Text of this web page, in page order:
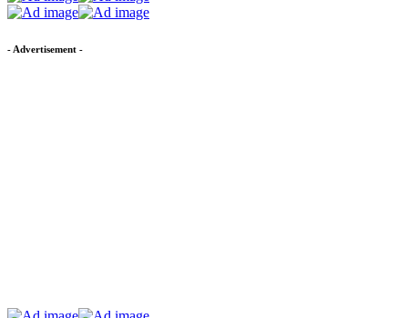
- Advertisement -